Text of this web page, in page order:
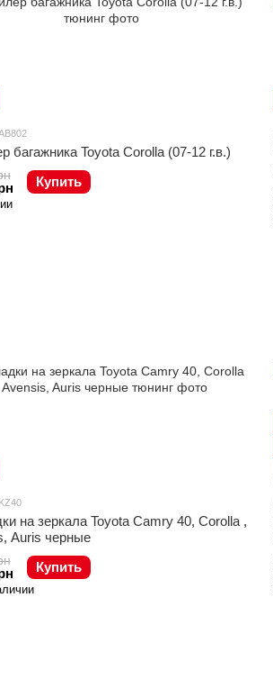
багажника Toyota Corolla (07-12 г.в.)
Купить
на зеркала Toyota Camry 40, Corolla ,
Auris черные
Купить